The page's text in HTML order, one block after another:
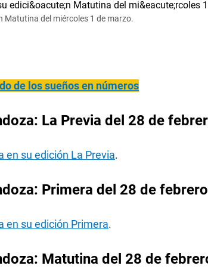
Matutina del miércoles 1 de marzo.
de los sueños en números
La Previa del 28 de
en su edición La Previa.
Primera del 28 de
en su edición Primera.
Matutina del 28 de